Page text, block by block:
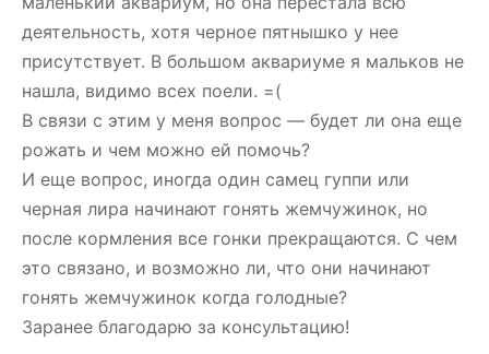
деятельность, хотя черное пятнышко у нее
присутствует. В большом аквариуме я мальков не
нашла, видимо всех поели. =(
В связи с этим у меня вопрос — будет ли она еще
рожать и чем можно ей помочь?
И еще вопрос, иногда один самец гуппи или
черная лира начинают гонять жемчужинок, но
после кормления все гонки прекращаются. С чем
это связано, и возможно ли, что они начинают
гонять жемчужинок когда голодные?
Заранее благодарю за консультацию!